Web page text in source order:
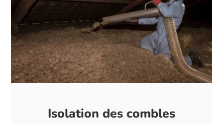
Isolation des combles